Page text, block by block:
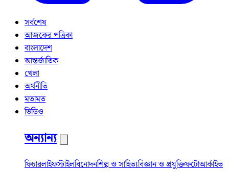
সর্বশেষ
আজকের পত্রিকা
বাংলাদেশ
আন্তর্জাতিক
খেলা
অর্থনীতি
মতামত
ভিডিও
অন্যান্য
ফিচারলাইফস্টাইলবিনোদনশিল্প ও সাহিত্যবিজ্ঞান ও প্রযুক্তিফটোআর্কাইভ